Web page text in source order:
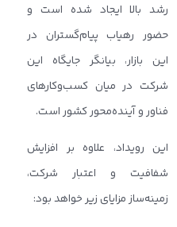
رشد بالا ایجاد شده است و
حضور رهیاب پیام‌گستران در
این بازار، بیانگر جایگاه این
شرکت در میان کسب‌وکارهای
فناور و آینده‌محور کشور است.
این رویداد، علاوه بر افزایش
شفافیت و اعتبار شرکت،
زمینه‌ساز مزایای زیر خواهد بود: